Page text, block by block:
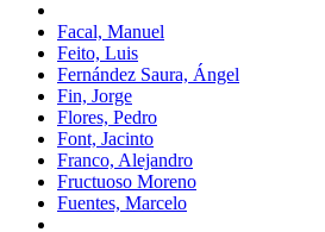
Facal, Manuel
Feito, Luis
Fernández Saura, Ángel
Fin, Jorge
Flores, Pedro
Font, Jacinto
Franco, Alejandro
Fructuoso Moreno
Fuentes, Marcelo